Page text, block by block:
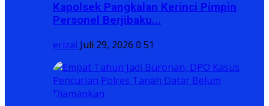
Kapolsek Pangkalan Kerinci Pimpin
Personel Berjibaku...
erizal Juli 29, 2026 0 51